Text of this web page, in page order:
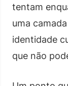
tentam
uma
identidade
que não